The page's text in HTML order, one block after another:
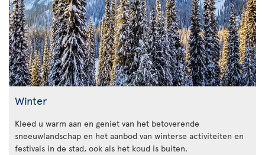
Winter
Kleed u warm aan en geniet van het betoverende
sneeuwlandschap en het aanbod van winterse activiteiten en
festivals in de stad, ook als het koud is buiten.